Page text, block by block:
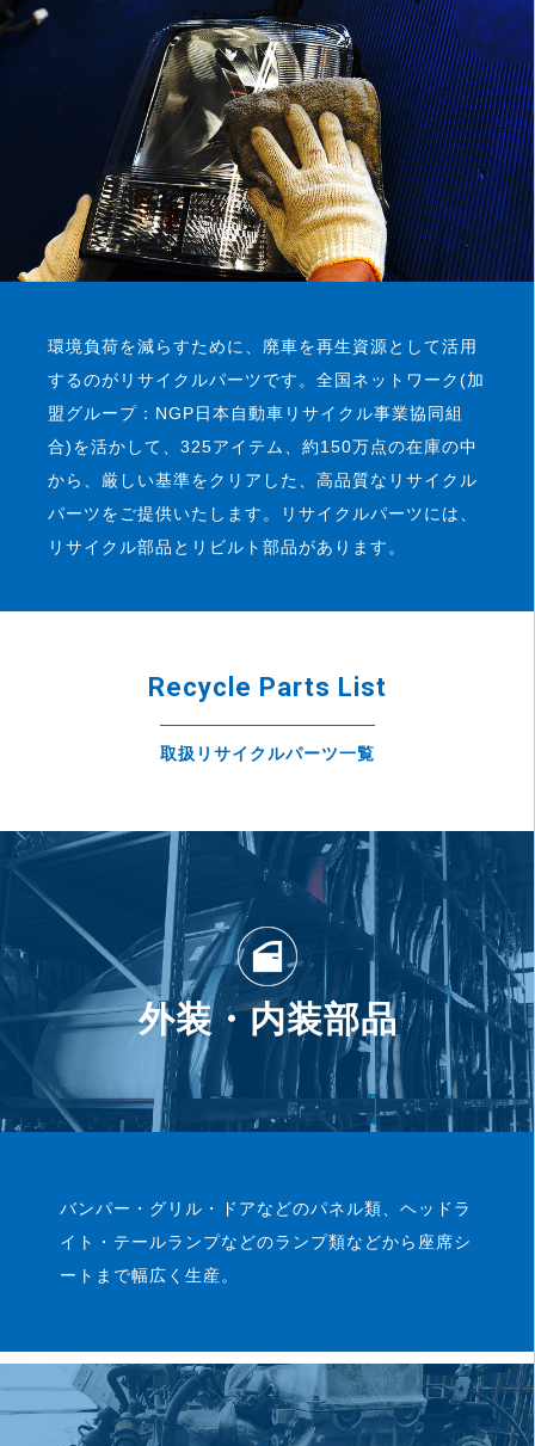
環境負荷を減らすために、廃車を再生資源として活用
するのがリサイクルパーツです。 全国ネットワーク(加
盟グループ：NGP日本自動車リサイクル事業協同組
合)を活かして、325アイテム、約150万点の在庫の中
から、厳しい基準をクリアした、高品質なリサイクル
パーツをご提供いたします。
リサイクルパーツには、
リサイクル部品とリビルト部品があります。
Recycle Parts List
取扱リサイクルパーツ一覧
外装・内装部品
バンパー・グリル・ドアなどのパネル類、ヘッドラ
イト・テールランプなどのランプ類などから座席シ
ートまで幅広く生産。